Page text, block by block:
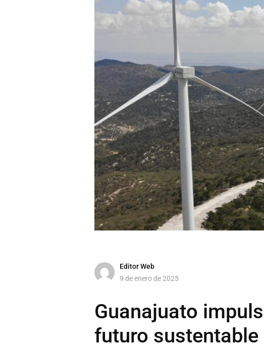
Editor Web
9 de enero de 2025
Guanajuato
futuro sustentable